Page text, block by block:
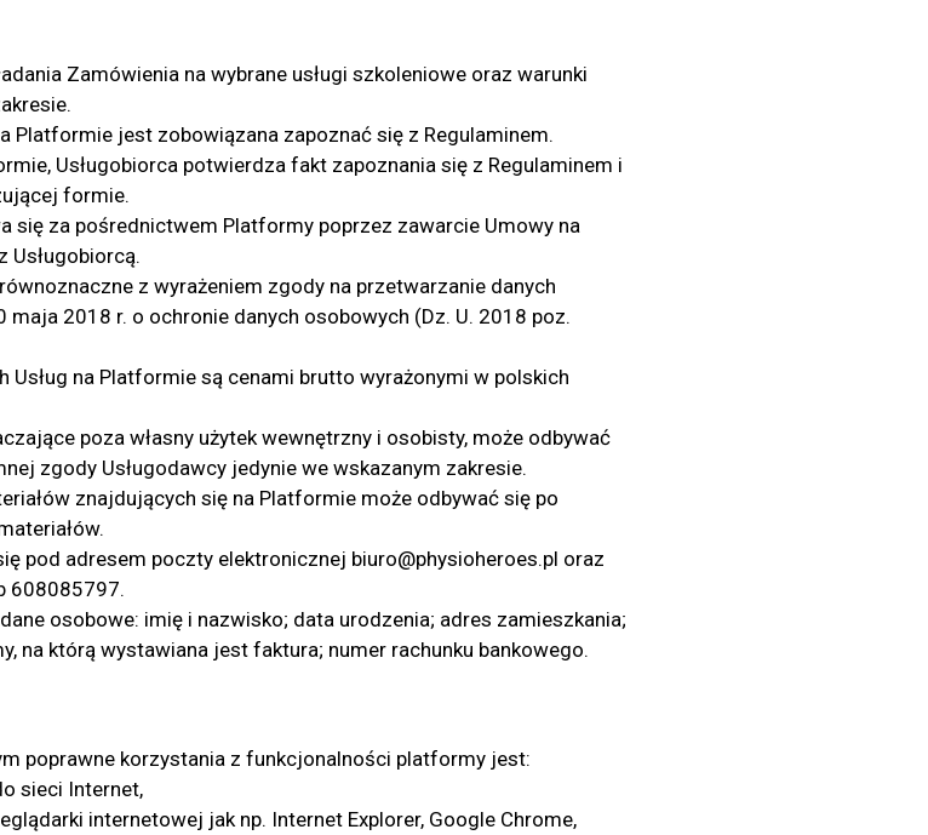
Zamówienia na wybrane usługi szkoleniowe oraz warunki
Platformie jest zobowiązana zapoznać się z Regulaminem.
Usługobiorca potwierdza fakt zapoznania się z Regulaminem i
formie.
się za pośrednictwem Platformy poprzez zawarcie Umowy na
Usługobiorcą.
z wyrażeniem zgody na przetwarzanie danych
2018 r. o ochronie danych osobowych (Dz. U. 2018 poz.
Usług na Platformie są cenami brutto wyrażonymi w polskich
poza własny użytek wewnętrzny i osobisty, może odbywać
zgody Usługodawcy jedynie we wskazanym zakresie.
znajdujących się na Platformie może odbywać się po
pod adresem poczty elektronicznej biuro@physioheroes.pl oraz
608085797.
osobowe: imię i nazwisko; data urodzenia; adres zamieszkania;
na którą wystawiana jest faktura; numer rachunku bankowego.
poprawne korzystania z funkcjonalności platformy jest:
sieci Internet,
internetowej jak np. Internet Explorer, Google Chrome,